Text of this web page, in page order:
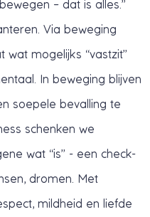
– dat is alles.”
Via beweging
mogelijks “vastzit”
In beweging blijven
soepele bevalling te
schenken we
wat “is” - een check-
dromen. Met
mildheid en liefde